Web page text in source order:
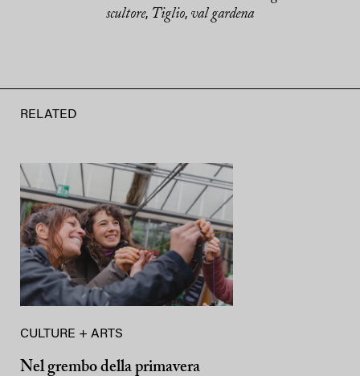
scultore, Tiglio, val gardena
RELATED
CULTURE + ARTS
Nel grembo della primavera